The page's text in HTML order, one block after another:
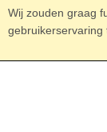
Wij zouden graag